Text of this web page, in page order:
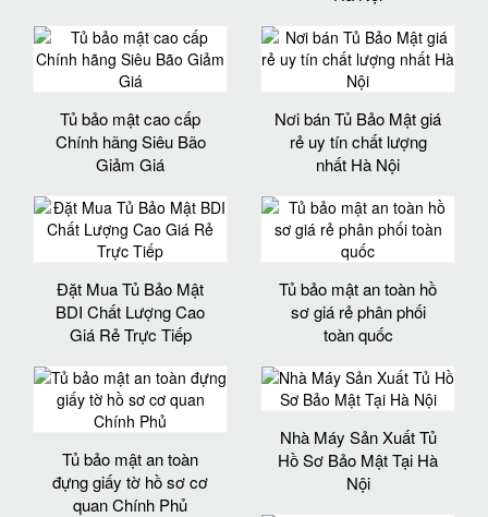
Tủ bảo mật cao cấp
Chính hãng Siêu Bão
Giảm Giá
Nơi bán Tủ Bảo Mật giá
rẻ uy tín chất lượng
nhất Hà Nội
Đặt Mua Tủ Bảo Mật
BDI Chất Lượng Cao
Giá Rẻ Trực Tiếp
Tủ bảo mật an toàn hồ
sơ giá rẻ phân phối
toàn quốc
Tủ bảo mật an toàn
đựng giấy tờ hồ sơ cơ
quan Chính Phủ
Nhà Máy Sản Xuất Tủ
Hồ Sơ Bảo Mật Tại Hà
Nội